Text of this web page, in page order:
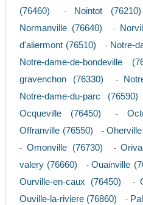
(76460)
- Nointot (76210)
Normanville (76640) -
d'aliermont (76510)
- Notre-
Notre-dame-de-bondeville
gravenchon (76330)
-
Notre-dame-du-parc (76590)
Ocqueville (76450) -
Offranville (76550) -
- Omonville (76730) -
valery (76660)
-Ouainville
Ourville-en-caux (76450) -
Ouville-la-riviere (76860) -